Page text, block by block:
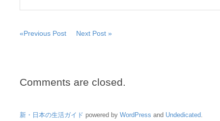
活」
«Previous Post Next Post »
Comments are closed.
新・日本の生活ガイド powered by WordPress and Undedicated.